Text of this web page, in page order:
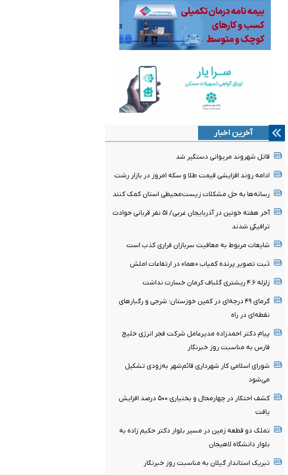
آخرین اخبار
قاتل شهروند مریوانی دستگیر شد
ادامه روند افزایشی قیمت طلا و سکه امروز در بازار رشت
رسانه‌ها به حل مشکلات زیست‌محیطی استان کمک کنند
آخر هفته خونین در آذربایجان غربی/ ۵۱ نفر قربانی حوادث
ترافیکی شدند
شایعات مربوط به معافیت سربازان فراری کذب است
ثبت تصویر پرنده کمیاب «هما» در ارتفاعات املش
زلزله ۴.۶ ریشتری گلباف کرمان خسارت نداشت
گرمای ۴۹ درجه‌ای در کمین خوزستان؛ شرجی و رگبارهای
نقطه‌ای در راه
پیام دکتر احمدزاده مدیرعامل شرکت فجر انرژی خلیج
فارس به مناسبت روز خبرنگار
شورای اسلامی کار شهرداری قائم‌شهر به‌زودی تشکیل
می‌شود
کشف احتکار در چهارمحال و بختیاری ۵۰۰ درصد افزایش
یافت
تملک دو قطعه زمین در مسیر بلوار دکتر حکیم زاده به
بلوار دانشگاه لاهیجان
تبریک استاندار گیلان به مناسبت روز خبرنگار